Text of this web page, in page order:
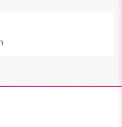
en slant till